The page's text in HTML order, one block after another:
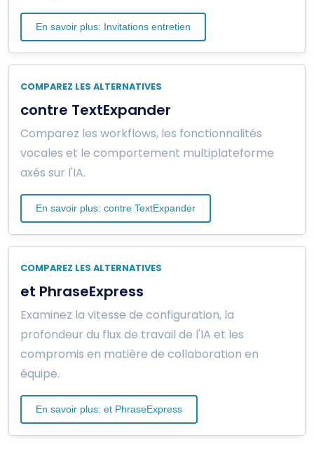
En savoir plus: Invitations entretien
COMPAREZ LES ALTERNATIVES
contre TextExpander
Comparez les workflows, les fonctionnalités
vocales et le comportement multiplateforme
axés sur l'IA.
En savoir plus: contre TextExpander
COMPAREZ LES ALTERNATIVES
et PhraseExpress
Examinez la vitesse de configuration, la
profondeur du flux de travail de l'IA et les
compromis en matière de collaboration en
équipe.
En savoir plus: et PhraseExpress